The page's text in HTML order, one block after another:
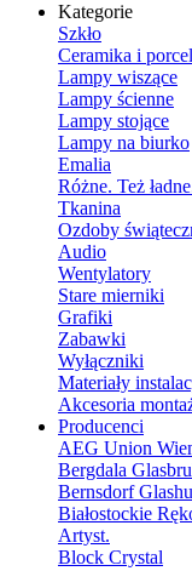
Kategorie
Szkło
Ceramika i
Lampy wiszące
Lampy ścienne
Lampy stojące
Lampy na biurko
Emalia
Różne. Też
Tkanina
Ozdoby
Audio
Wentylatory
Stare mierniki
Grafiki
Zabawki
Wyłączniki
Materiały
Akcesoria
Producenci
AEG Union
Bergdala
Bernsdorf
Białostockie
Artyst.
Block Crystal